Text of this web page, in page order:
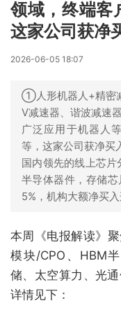
领域，终端客
这家公司获净
2026-06-05 18:07
①人形机器人+精密
V减速器、谐波减速
广泛应用于机器人
等，这家公司获净
国内领先的线上芯
半导体器件，存储
5%，机构大额净买入
本周《电报解读》
模块/CPO、HBM
储、太空算力、光
详情见下：